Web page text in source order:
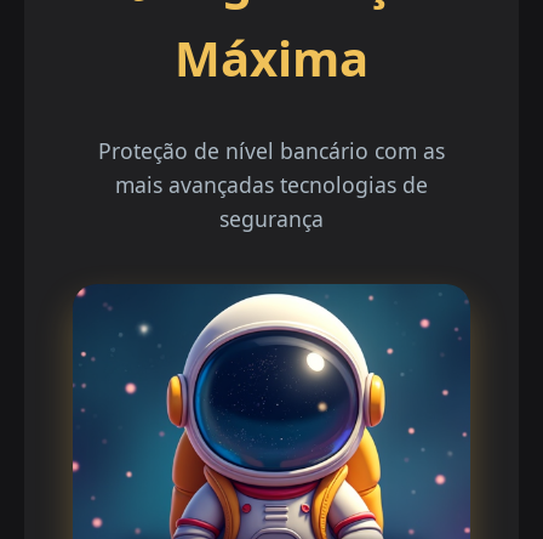
Máxima
Proteção de nível bancário com as
mais avançadas tecnologias de
segurança